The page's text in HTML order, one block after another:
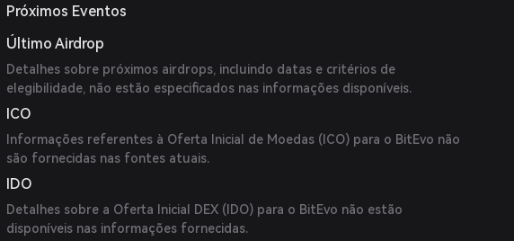
Próximos Eventos
Último Airdrop
Detalhes sobre próximos airdrops, incluindo datas e critérios de
elegibilidade, não estão especificados nas informações disponíveis.
ICO
Informações referentes à Oferta Inicial de Moedas (ICO) para o BitEvo não
são fornecidas nas fontes atuais.
IDO
Detalhes sobre a Oferta Inicial DEX (IDO) para o BitEvo não estão
disponíveis nas informações fornecidas.